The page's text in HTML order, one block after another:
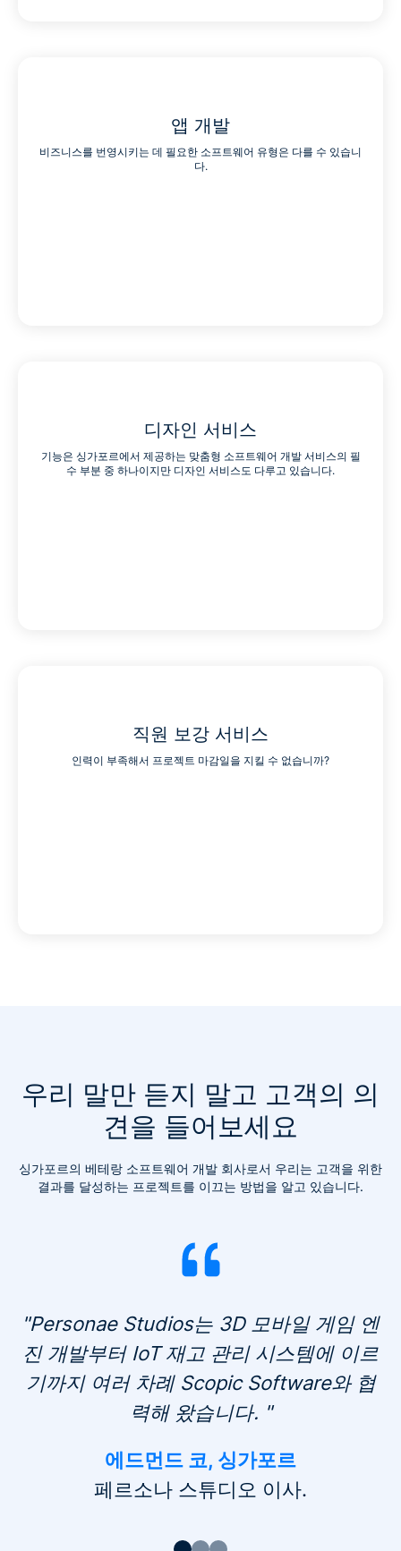
앱 개발
비즈니스를 번영시키는 데 필요한 소프트웨어 유형은 다를 수 있습니
다.
디자인 서비스
기능은 싱가포르에서 제공하는 맞춤형 소프트웨어 개발 서비스의 필
수 부분 중 하나이지만 디자인 서비스도 다루고 있습니다.
직원 보강 서비스
인력이 부족해서 프로젝트 마감일을 지킬 수 없습니까?
우리 말만 듣지 말고 고객의 의
견을 들어보세요
싱가포르의 베테랑 소프트웨어 개발 회사로서 우리는 고객을 위한
결과를 달성하는 프로젝트를 이끄는 방법을 알고 있습니다.
"Personae Studios는 3D 모바일 게임 엔
진 개발부터 IoT 재고 관리 시스템에 이르
기까지 여러 차례 Scopic Software와 협
력해 왔습니다. "
에드먼드 코, 싱가포르
페르소나 스튜디오 이사.